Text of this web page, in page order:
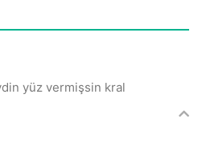
yüz vermişsin kral